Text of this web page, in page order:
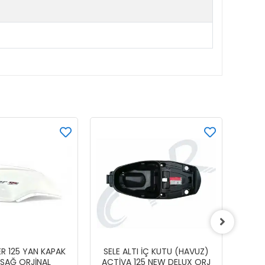
125 YAN KAPAK
ORJİNAL
SELE ALTI İÇ KUTU (HAVUZ)
ACTİVA 125 NEW DELUX ORJ